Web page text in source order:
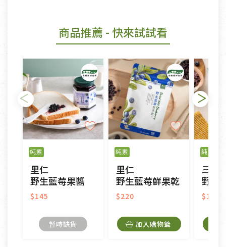
商品推薦 - 快來試試看
純素
里仁
野生藍莓果醬
$145
暫時缺貨
純素
里仁
野生藍莓鮮果乾
$220
加入購物籃
純素
三機
野藍
$189